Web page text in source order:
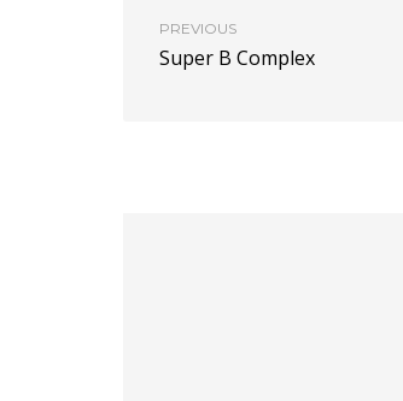
PREVIOUS
Super B Complex